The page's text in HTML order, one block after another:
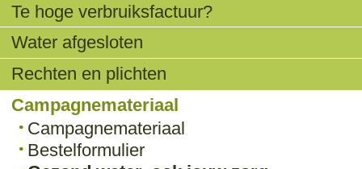
Te hoge verbruiksfactuur?
Water afgesloten
Rechten en plichten
Campagnemateriaal
Campagnemateriaal
Bestelformulier